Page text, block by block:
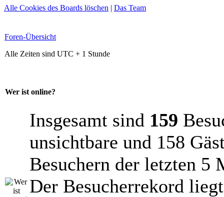
Alle Cookies des Boards löschen | Das Team
Foren-Übersicht
Alle Zeiten sind UTC + 1 Stunde
Wer ist online?
Insgesamt sind 159
unsichtbare und 158
Besuchern der letzten 5
Der Besucherrekord